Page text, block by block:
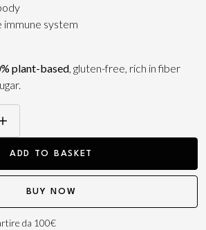
immune system
plant-based, gluten-free, rich in fiber
ADD TO BASKET
BUY NOW
da 100€